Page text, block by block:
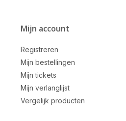
Mijn account
Registreren
Mijn bestellingen
Mijn tickets
Mijn verlanglijst
Vergelijk producten